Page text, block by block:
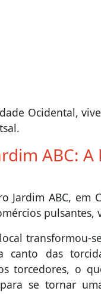
Ocidental,
ABC:
ABC, em
transformou-
canto das
torcedores, o
se tornar